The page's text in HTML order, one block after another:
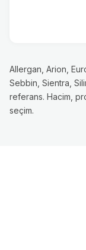
Allergan, Arion,
Sebbin, Sientra,
referans. Hacim,
seçim.